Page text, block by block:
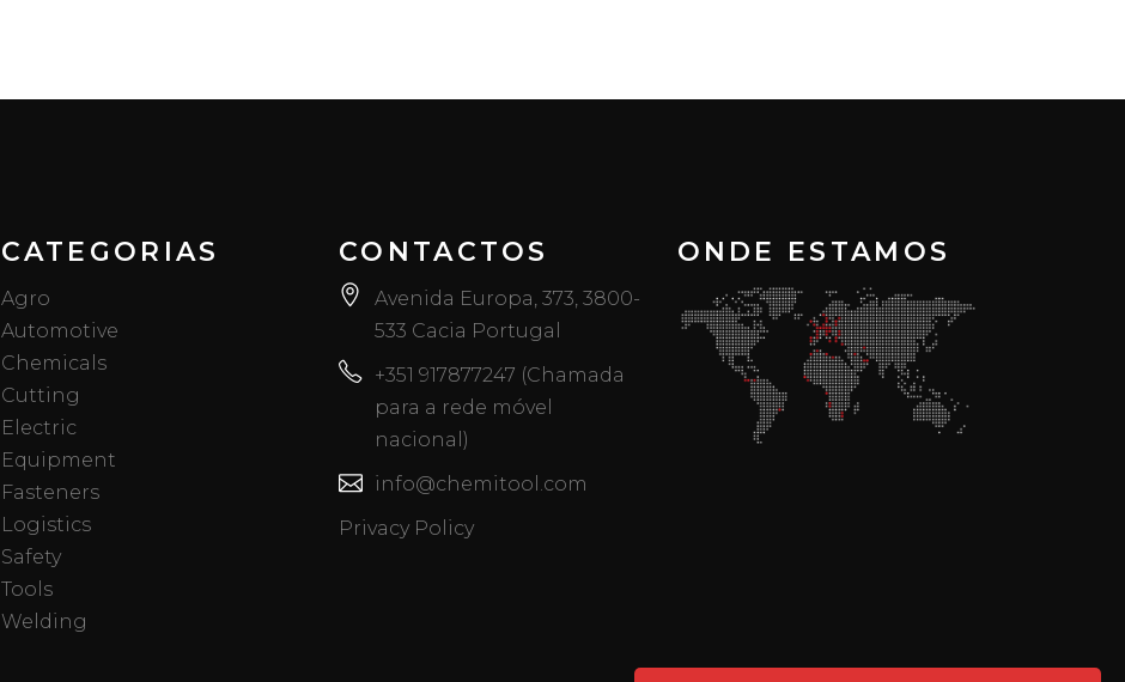
CATEGORIAS
Agro
Automotive
Chemicals
Cutting
Electric
Equipment
Fasteners
Logistics
Safety
Tools
Welding
CONTACTOS
Avenida Europa, 373, 3800-
533 Cacia Portugal
+351 917877247 (Chamada
para a rede móvel
nacional)
info@chemitool.com
Privacy Policy
ONDE ESTAMOS